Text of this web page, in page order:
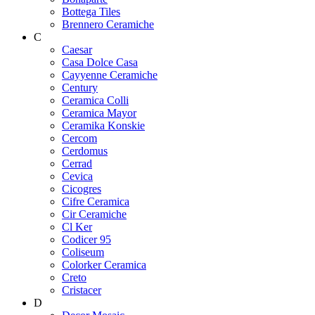
Bottega Tiles
Brennero Ceramiche
C
Caesar
Casa Dolce Casa
Cayyenne Ceramiche
Century
Ceramica Colli
Ceramica Mayor
Ceramika Konskie
Cercom
Cerdomus
Cerrad
Cevica
Cicogres
Cifre Ceramica
Cir Ceramiche
Cl Ker
Codicer 95
Coliseum
Colorker Ceramica
Creto
Cristacer
D